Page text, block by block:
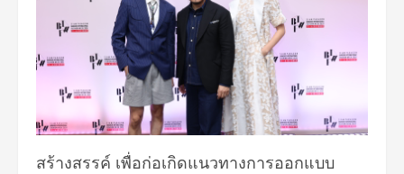
สร้างสรรค์ เพื่อก่อเกิดแนวทางการออกแบบ